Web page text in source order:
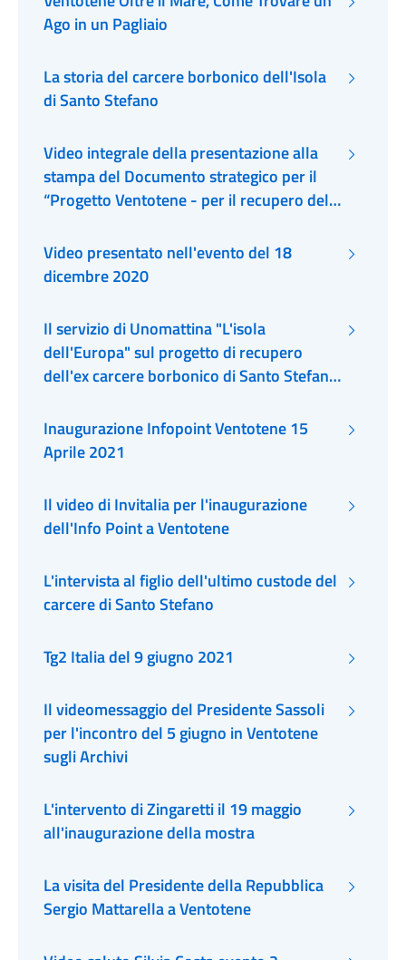
Ago in un Pagliaio
La storia del carcere borbonico dell'Isola
di Santo Stefano
Video integrale della presentazione alla
stampa del Documento strategico per il
“Progetto Ventotene - per il recupero del
Video presentato nell'evento del 18
dicembre 2020
Il servizio di Unomattina "L'isola
dell'Europa" sul progetto di recupero
dell'ex carcere borbonico di Santo Stefano
Inaugurazione Infopoint Ventotene 15
Aprile 2021
Il video di Invitalia per l'inaugurazione
dell'Info Point a Ventotene
L'intervista al figlio dell'ultimo custode del
carcere di Santo Stefano
Tg2 Italia del 9 giugno 2021
Il videomessaggio del Presidente Sassoli
per l'incontro del 5 giugno in Ventotene
sugli Archivi
L'intervento di Zingaretti il 19 maggio
all'inaugurazione della mostra
La visita del Presidente della Repubblica
Sergio Mattarella a Ventotene